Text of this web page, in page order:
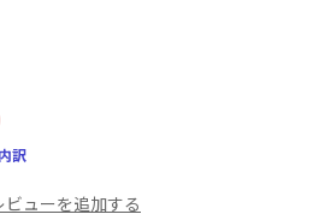
内訳
ビューを追加する